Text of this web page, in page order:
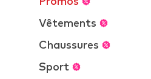
Vêtements
Chaussures
Sport